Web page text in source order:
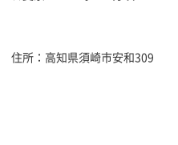
住所：高知県須崎市安和309